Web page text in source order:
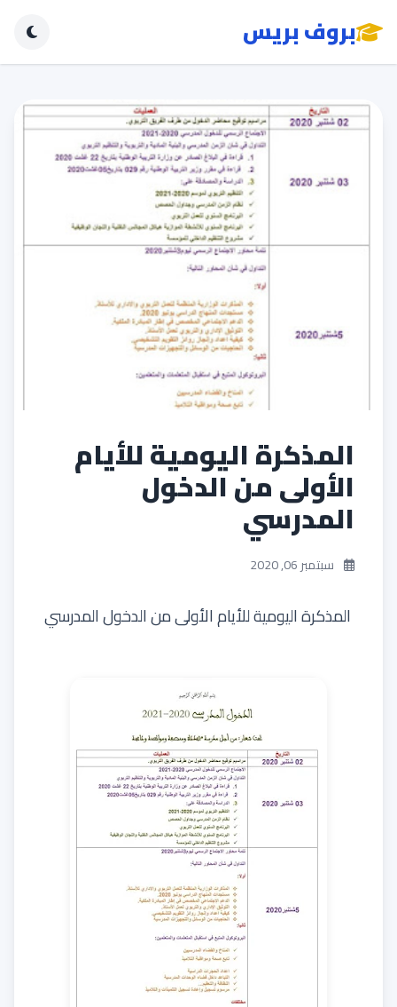
بروف بريس
المذكرة اليومية للأيام
الأولى من الدخول
المدرسي
سبتمبر 06, 2020
المذكرة اليومية للأيام الأولى من الدخول المدرسي